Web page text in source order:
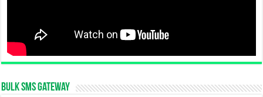
Bulk SMS Gateway